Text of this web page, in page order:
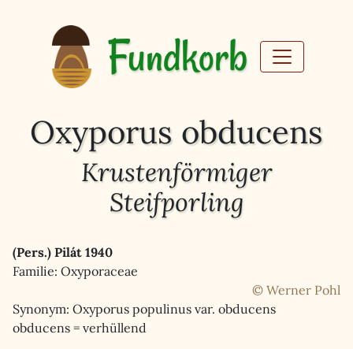
Fundkorb
Oxyporus obducens
Krustenförmiger
Steifporling
(Pers.) Pilát 1940
Familie: Oxyporaceae
© Werner Pohl
Synonym: Oxyporus populinus var. obducens
obducens = verhüllend